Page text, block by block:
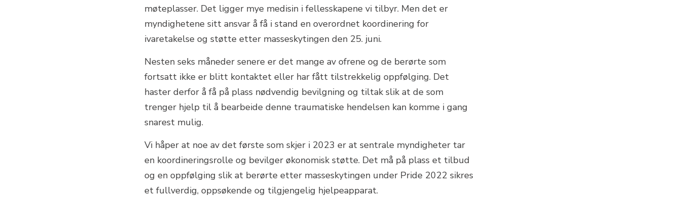
møteplasser. Det ligger mye medisin i fellesskapene vi tilbyr. Men det er
myndighetene sitt ansvar å få i stand en overordnet koordinering for
ivaretakelse og støtte etter masseskytingen den 25. juni.
Nesten seks måneder senere er det mange av ofrene og de berørte som
fortsatt ikke er blitt kontaktet eller har fått tilstrekkelig oppfølging. Det
haster derfor å få på plass nødvendig bevilgning og tiltak slik at de som
trenger hjelp til å bearbeide denne traumatiske hendelsen kan komme i gang
snarest mulig.
Vi håper at noe av det første som skjer i 2023 er at sentrale myndigheter tar
en koordineringsrolle og bevilger økonomisk støtte. Det må på plass et tilbud
og en oppfølging slik at berørte etter masseskytingen under Pride 2022 sikres
et fullverdig, oppsøkende og tilgjengelig hjelpeapparat.